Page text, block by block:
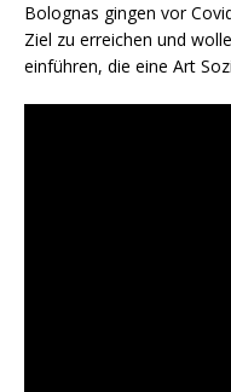
Bolognas gingen vor
Ziel zu erreichen und
einführen, die eine Art